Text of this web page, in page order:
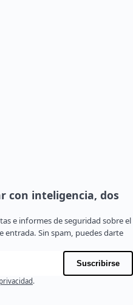
con inteligencia, dos
e informes de seguridad sobre el
Sin spam, puedes darte
Suscribirse
.